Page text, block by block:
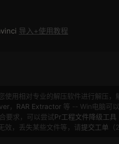
导入+使用教程
用相对专业的解压软件进行解压，
， RAR Extractor 等 -- Win电脑可
要求，可以尝试Pr工程文件降级工具
，丢失某些文件等，请提交工单